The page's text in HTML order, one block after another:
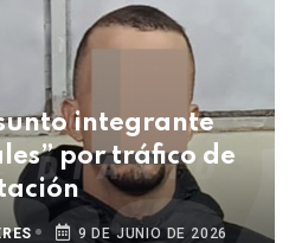
integrante
por tráfico de
9 DE JUNIO DE 2026